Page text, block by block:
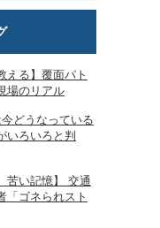
える】覆面パト
場のリアル
どうなっている
ろいろと判
苦い記憶】 交通
「ゴネられスト